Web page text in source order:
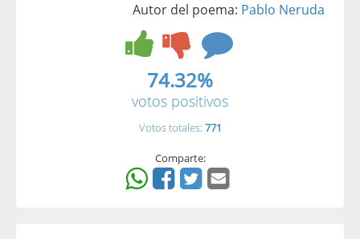
Autor del poema: Pablo Neruda
74.32%
votos positivos
Votos totales: 771
Comparte: